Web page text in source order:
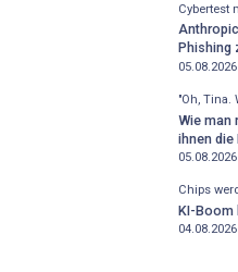
Cybertest
Phishing
"Oh, Tina.
Wie man
ihnen die
Chips
KI-Boom